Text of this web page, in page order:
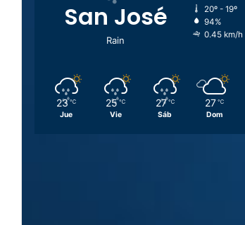
San José
Rain
20º - 19º
94%
0.45 km/h
23 ℃
Jue
25 ℃
Vie
27 ℃
Sáb
27 ℃
Dom